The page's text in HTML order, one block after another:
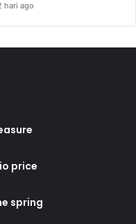
hari ago
price
spring